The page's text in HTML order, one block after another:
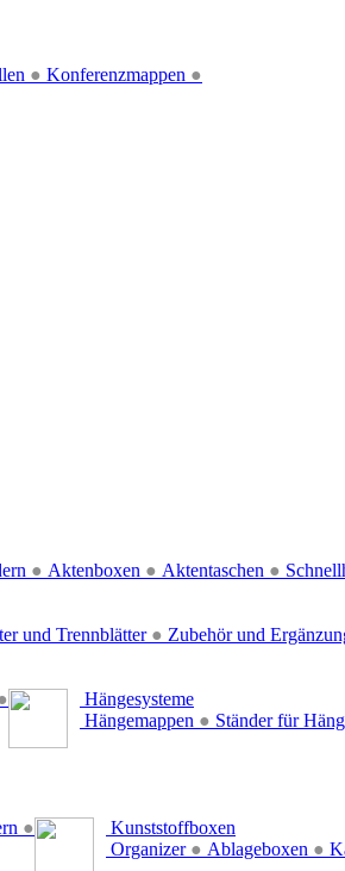
● Konferenzmappen ●
● Aktenboxen ● Aktentaschen ●
und Trennblätter ● Zubehör und
Hängesysteme
Hängemappen ● Ständer für
●
Kunststoffboxen
Organizer ● Ablageboxen ●